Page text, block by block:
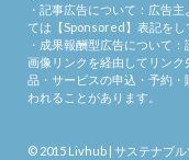
・記事広告について：広告
ては【Sponsored】表記をし
・成果報酬型広告について
画像リンクを経由してリン
品・サービスの申込・予約
われることがあります。
© 2015 Livhub | サステナブ